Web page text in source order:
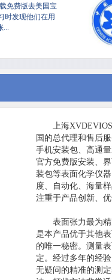
免费版去美国宝
时发现他们在用
...
上海
国的总代理和售后服
手机安装包、高
官方免费版安装、界
装包等表面化学仪器
度、自动化、海
注重于产品创新、
表面张力最为精
是本产品优于其他表
的唯一秘密。测
定。经过多年的经
无疑问的精准的测定